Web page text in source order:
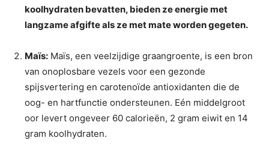
koolhydraten bevatten, bieden ze energie met
langzame afgifte als ze met mate worden gegeten.
Maïs: Maïs, een veelzijdige graangroente, is een bron
van onoplosbare vezels voor een gezonde
spijsvertering en carotenoïde antioxidanten die de
oog- en hartfunctie ondersteunen. Eén middelgroot
oor levert ongeveer 60 calorieën, 2 gram eiwit en 14
gram koolhydraten.